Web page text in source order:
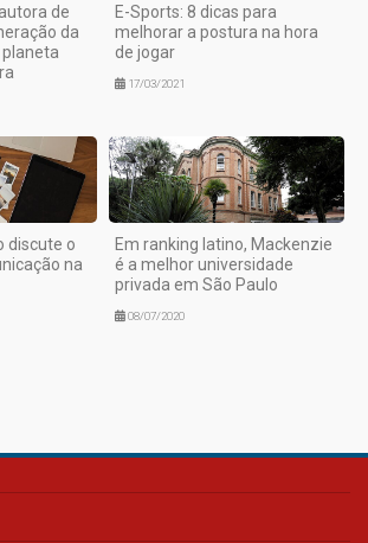
de
da
E-Sports: 8 dicas para
melhorar a postura na hora
de jogar
17/03/2021
discute o
na
Em ranking latino, Mackenzie
é a melhor universidade
privada em São Paulo
08/07/2020